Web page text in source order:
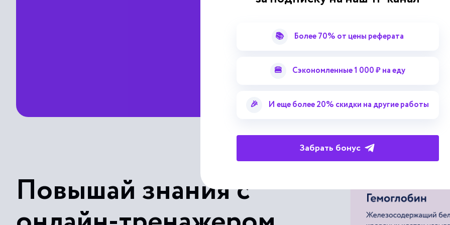
Сфокусированная стратегия
Стратегия оптимальных издержек
Уборка
Смотреть больше терминов
Повышай знания с
📚 Более 70% от цены реферата
🍔 Сэкономленные 1 000 ₽ на еду
🎉 И еще более 20% скидки на другие работы
Забрать бонус